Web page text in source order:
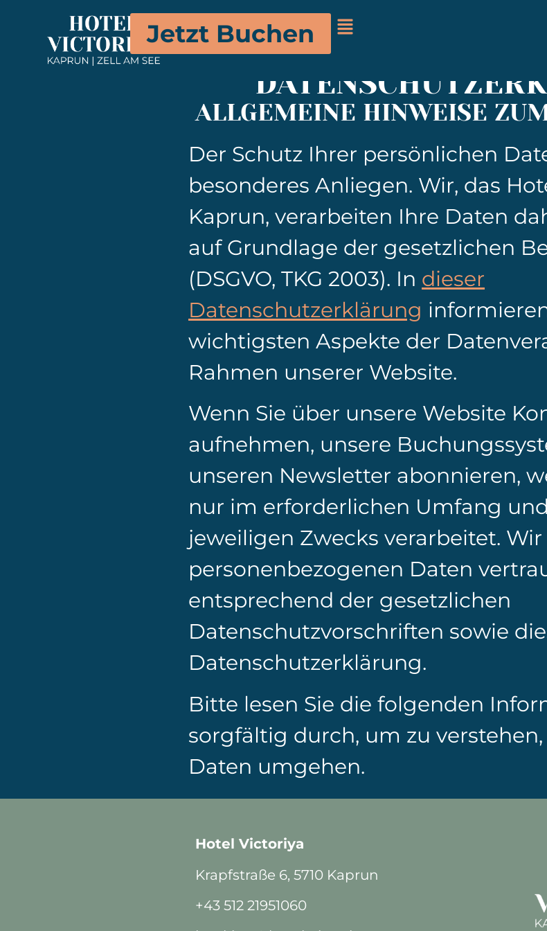
Jetzt Buchen
ALLGEMEINE HINWEISE
Der Schutz Ihrer persönlichen
besonderes Anliegen. Wir, das
Kaprun, verarbeiten Ihre Daten
auf Grundlage der gesetzlichen
(DSGVO, TKG 2003). In dieser
Datenschutzerklärung
wichtigsten Aspekte der
Rahmen unserer Website.
Wenn Sie über unsere Website
aufnehmen, unsere
unseren Newsletter abonnieren,
nur im erforderlichen Umfang
jeweiligen Zwecks verarbeitet.
personenbezogenen Daten
entsprechend der gesetzlichen
Datenschutzvorschriften sowie
Datenschutzerklärung.
Bitte lesen Sie die folgenden
sorgfältig durch, um zu
Daten umgehen.
Hotel Victoriya
Krapfstraße 6, 5710 Kaprun
+43 512 21951060